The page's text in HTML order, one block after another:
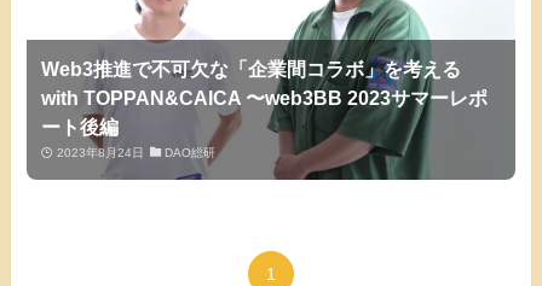
Web3推進で不可欠な「企業間コラボ」を考える
with TOPPAN&CAICA 〜web3BB 2023サマーレポ
ート後編
2023年8月24日 DAO総研
1